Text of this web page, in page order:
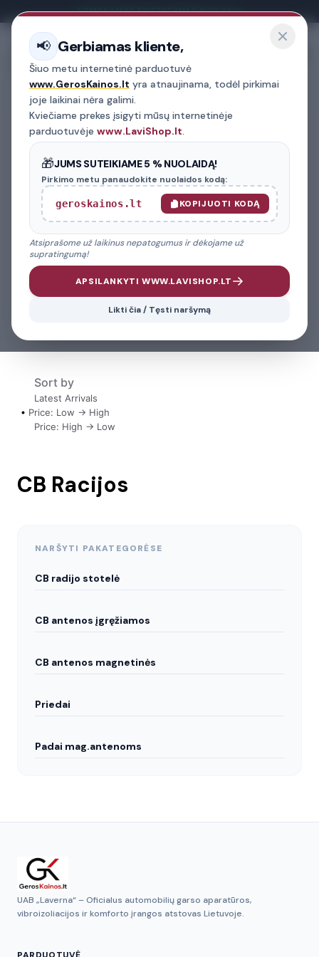
📢 Gerbiamas kliente,
Šiuo metu internetinė parduotuvė
www.GerosKainos.lt yra atnaujinama, todėl pirkimai
joje laikinai nėra galimi.
Kviečiame prekes įsigyti mūsų internetinėje
parduotuvėje www.LaviShop.lt.
🎁JUMS SUTEIKIAME 5 % NUOLAIDĄ!
Pirkimo metu panaudokite nuolaidos kodą:
geroskainos.lt KOPIJUOTI KODĄ
Atsiprašome už laikinus nepatogumus ir dėkojame už
supratingumą!
APSILANKYTI WWW.LAVISHOP.LT
Likti čia / Tęsti naršymą
NEMOKAMAS PRISTATYMAS NUO 24H!
GREITA PAIEŠKA
PREKIŲ FILTRAS
02
AUTOMOBILIO MARKĖ
03
MODELIS
FILTRUOTI PREKES
Sort by
Latest Arrivals
Price: Low -> High
Price: High -> Low
CB Racijos
NARŠYTI PAKATEGORĖSE
CB radijo stotelė
CB antenos įgręžiamos
CB antenos magnetinės
Priedai
Padai mag.antenoms
UAB „Laverna“ – Oficialus automobilių garso aparatūros,
vibroizoliacijos ir komforto įrangos atstovas Lietuvoje.